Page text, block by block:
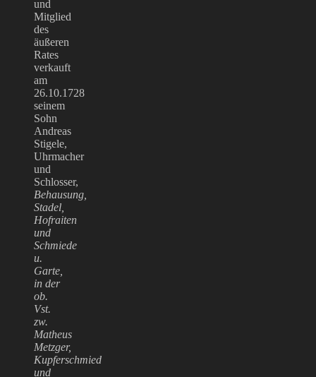
und
Mitglied
des
äußeren
Rates
verkauft
am
26.10.1728
seinem
Sohn
Andreas
Stigele,
Uhrmacher
und
Schlosser,
Behausung,
Stadel,
Hofraiten
und
Schmiede
u.
Garte,
in der
ob.
Vst.
zw.
Matheus
Metzger,
Kupferschmied
und